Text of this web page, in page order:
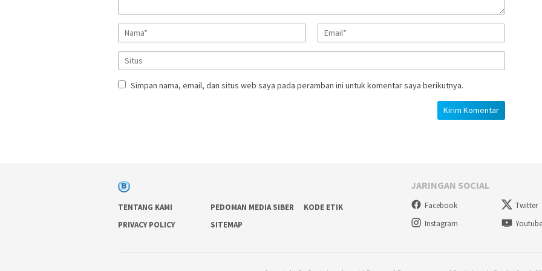
Simpan nama, email, dan situs web saya pada peramban ini untuk komentar saya berikutnya.
TENTANG KAMI PEDOMAN MEDIA SIBER
KODE ETIK
PRIVACY POLICY
SITEMAP
JARINGAN SOCIAL
Facebook Twitter
Instagram
Youtube